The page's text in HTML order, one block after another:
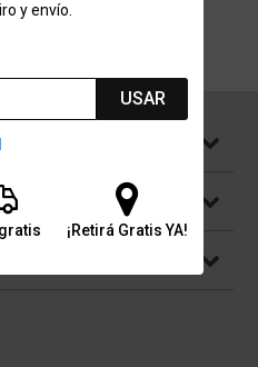
y envío.
USAR
¡Retirá Gratis YA!